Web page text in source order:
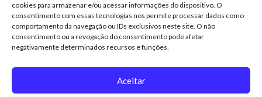
cookies para armazenar e/ou acessar informações do dispositivo. O
consentimento com essas tecnologias nos permite processar dados como
comportamento da navegação ou IDs exclusivos neste site. O não
consentimento ou a revogação do consentimento pode afetar
negativamente determinados recursos e funções.
Aceitar
Adicionar ao carrinho